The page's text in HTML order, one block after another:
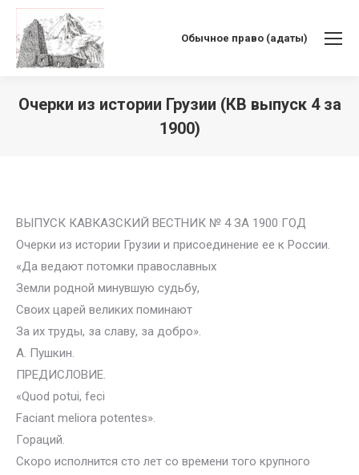
Обычное право (адаты)
Очерки из истории Грузии (КВ выпуск 4 за
1900)
ВЫПУСК КАВКАЗСКИЙ ВЕСТНИК № 4 ЗА 1900 ГОД
Очерки из истории Грузии и присоединение ее к России.
«Да ведают потомки православных
Земли родной минувшую судьбу,
Своих царей великих поминают
За их труды, за славу, за добро».
А. Пушкин.
ПРЕДИСЛОВИЕ.
«Quod potui, feci
Faciant meliora potentes».
Гораций.
Скоро исполнится сто лет со времени того крупного